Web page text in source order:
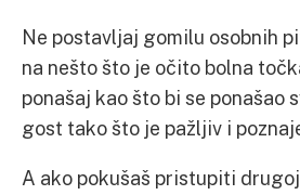
Ne postavljaj gomilu osobnih
na nešto što je očito bolna
ponašaj kao što bi se ponašao
gost tako što je pažljiv i
A ako pokušaš pristupiti